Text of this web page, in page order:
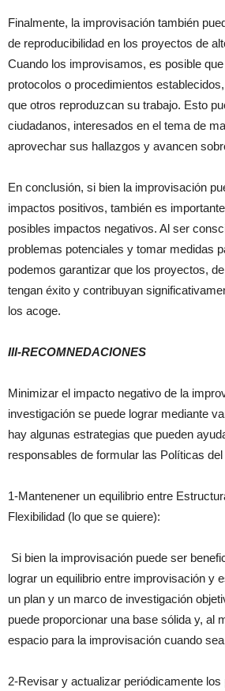
Finalmente, la improvisación también
de reproducibilidad en los proyectos de
Cuando los improvisamos, es posible
protocolos o procedimientos
que otros reproduzcan su trabajo. Esto
ciudadanos, interesados en el tema de
aprovechar sus hallazgos y avancen
En conclusión, si bien la improvisación
impactos positivos, también es
posibles impactos negativos. Al ser
problemas potenciales y tomar medidas
podemos garantizar que los proyectos,
tengan éxito y contribuyan
los acoge.
III-RECOMNEDACIONES
Minimizar el impacto negativo de la
investigación se puede lograr mediante
hay algunas estrategias que pueden
responsables de formular las Políticas del
1-Mantenener un equilibrio entre
Flexibilidad (lo que se quiere):
Si bien la improvisación puede ser
lograr un equilibrio entre improvisación y
un plan y un marco de investigación
puede proporcionar una base sólida y, al
espacio para la improvisación cuando
2-Revisar y actualizar periódicamente los